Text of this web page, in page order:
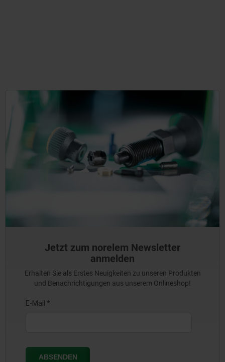
Jetzt zum norelem Newsletter
anmelden
Erhalten Sie als Erstes Neuigkeiten zu unseren Produkten
und Benachrichtigungen aus unserem Onlineshop!